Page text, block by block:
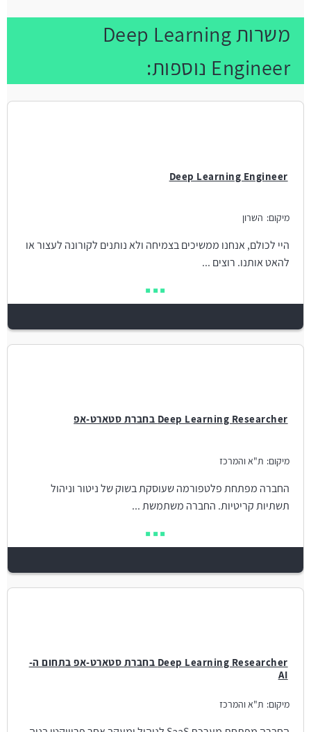
משרות Deep Learning
Engineer נוספות:
Deep Learning Engineer
מיקום: השרון
היי לכולם, אנחנו ממשיכים בצמיחה ולא נותנים לקורונה לעצור או
להאט אותנו. רוצים ...
Deep Learning Researcher בחברת סטארט-אפ
מיקום: ת"א והמרכז
החברה מפתחת פלטפורמה שעוסקת בשוק של ניטור וניהול
תשתיות קריטיות. החברה משתמשת ...
Deep Learning Researcher בחברת סטארט-אפ בתחום ה-
AI
מיקום: ת"א והמרכז